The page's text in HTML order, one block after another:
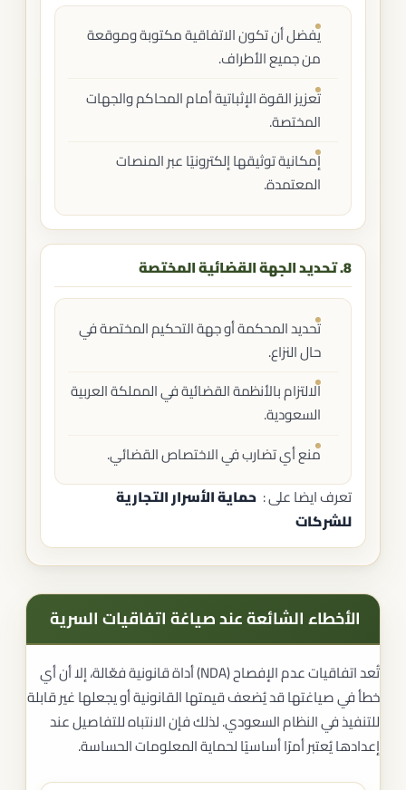
يفضل أن تكون الاتفاقية مكتوبة وموقعة
من جميع الأطراف.
تعزيز القوة الإثباتية أمام المحاكم والجهات
المختصة.
إمكانية توثيقها إلكترونيًا عبر المنصات
المعتمدة.
8. تحديد الجهة القضائية المختصة
تحديد المحكمة أو جهة التحكيم المختصة في
حال النزاع.
الالتزام بالأنظمة القضائية في المملكة العربية
السعودية.
منع أي تضارب في الاختصاص القضائي.
تعرف ايضا على : حماية الأسرار التجارية
للشركات
الأخطاء الشائعة عند صياغة اتفاقيات السرية
تُعد اتفاقيات عدم الإفصاح (NDA) أداة قانونية فعّالة، إلا أن أي
خطأ في صياغتها قد يُضعف قيمتها القانونية أو يجعلها غير قابلة
للتنفيذ في النظام السعودي. لذلك فإن الانتباه للتفاصيل عند
إعدادها يُعتبر أمرًا أساسيًا لحماية المعلومات الحساسة.